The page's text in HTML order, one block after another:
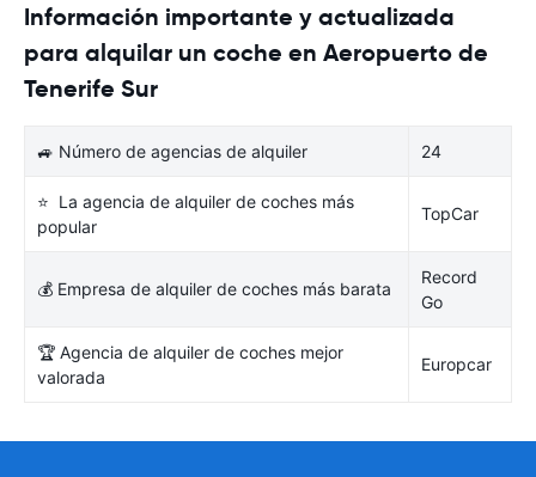
Información importante y actualizada
para alquilar un coche en Aeropuerto de
Tenerife Sur
🚙 Número de agencias de alquiler 24
⭐ La agencia de alquiler de coches más
popular
TopCar
💰 Empresa de alquiler de coches más barata
Record
Go
🏆 Agencia de alquiler de coches mejor
valorada
Europcar